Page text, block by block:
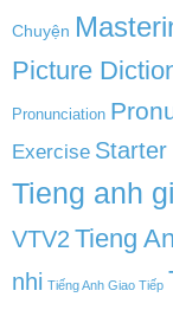
Chuyện
Picture
Pronunciation
Exercise
Tieng anh
VTV2 Tieng
nhi Tiếng Anh Giao Tiếp